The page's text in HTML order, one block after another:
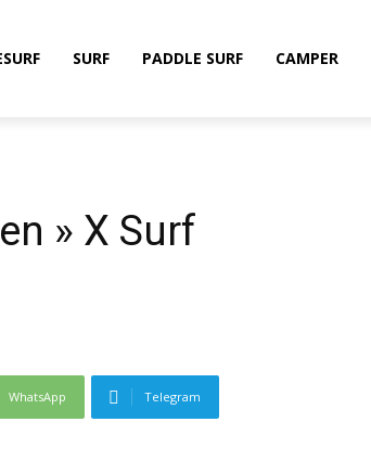
SURF PADDLE SURF CAMPER
» X Surf
WhatsApp Telegram